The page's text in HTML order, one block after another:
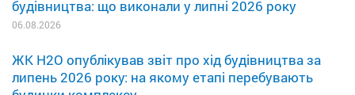
будівництва: що виконали у липні 2026 року
06.08.2026
ЖК H2O опублікував звіт про хід будівництва за
липень 2026 року: на якому етапі перебувають